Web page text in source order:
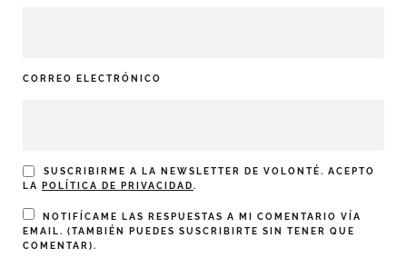
CORREO ELECTRÓNICO
SUSCRIBIRME A LA NEWSLETTER DE VOLONTÉ. ACEPTO
LA
POLÍTICA DE PRIVACIDAD.
NOTIFÍCAME LAS RESPUESTAS A MI COMENTARIO VÍA
EMAIL. (TAMBIÉN PUEDES SUSCRIBIRTE SIN TENER QUE
COMENTAR).